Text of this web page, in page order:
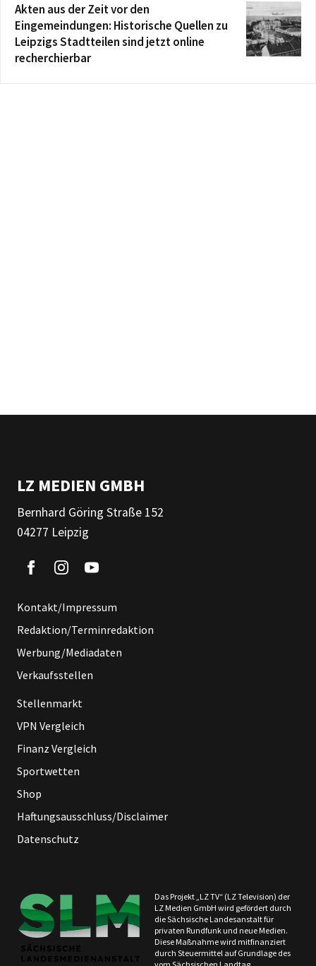
Akten aus der Zeit vor den
Eingemeindungen: Historische Quellen zu
Leipzigs Stadtteilen sind jetzt online
recherchierbar
LZ MEDIEN GMBH
Bernhard Göring Straße 152
04277 Leipzig
Kontakt/Impressum
Redaktion/Terminredaktion
Werbung/Mediadaten
Verkaufsstellen
Stellenmarkt
VPN Vergleich
Finanz Vergleich
Sportwetten
Shop
Haftungsausschluss/Disclaimer
Datenschutz
Das Projekt „LZ TV“ (LZ Television) der
LZ Medien GmbH wird gefördert durch
die Sächsische Landesanstalt für
privaten Rundfunk und neue Medien.
Diese Maßnahme wird mitfinanziert
durch Steuermittel auf Grundlage des